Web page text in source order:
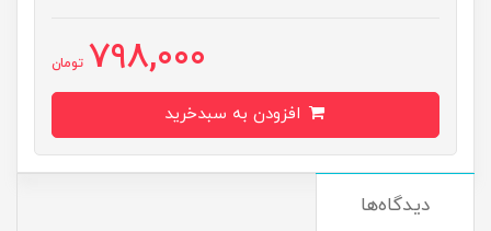
798,000 تومان
دیدگاه‌ها